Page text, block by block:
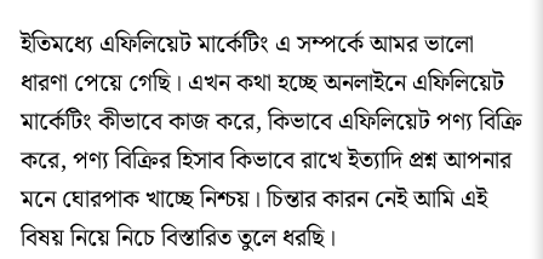
ইতিমধ্যে এফিলিয়েট মার্কেটিং এ সম্পর্কে আমর ভালো
ধারণা পেয়ে গেছি। এখন কথা হচ্ছে অনলাইনে এফিলিয়েট
মার্কেটিং কীভাবে কাজ করে, কিভাবে এফিলিয়েট পণ্য বিক্রি
করে, পণ্য বিক্রির হিসাব কিভাবে রাখে ইত্যাদি প্রশ্ন আপনার
মনে ঘোরপাক খাচ্ছে নিশ্চয়। চিন্তার কারন নেই আমি এই
বিষয় নিয়ে নিচে বিস্তারিত তুলে ধরছি।